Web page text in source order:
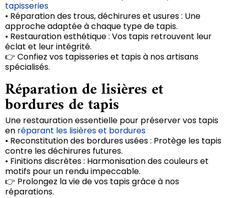
tapisseries
• Réparation des trous, déchirures et usures : Une
approche adaptée à chaque type de tapis.
• Restauration esthétique : Vos tapis retrouvent leur
éclat et leur intégrité.
👉 Confiez vos tapisseries et tapis à nos artisans
spécialisés.
Réparation de lisières et
bordures de tapis
Une restauration essentielle pour préserver vos tapis
en réparant les lisières et bordures
• Reconstitution des bordures usées : Protège les tapis
contre les déchirures futures.
• Finitions discrètes : Harmonisation des couleurs et
motifs pour un rendu impeccable.
👉 Prolongez la vie de vos tapis grâce à nos
réparations.